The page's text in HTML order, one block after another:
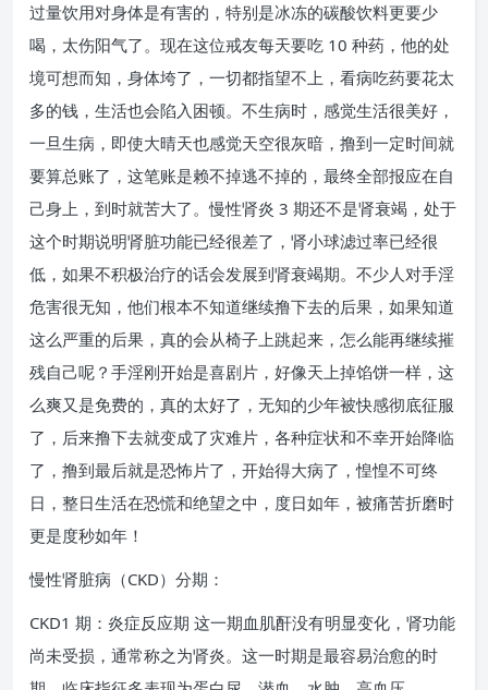
过量饮用对身体是有害的，特别是冰冻的碳酸饮料更要少
喝，太伤阳气了。现在这位戒友每天要吃 10 种药，他的处
境可想而知，身体垮了，一切都指望不上，看病吃药要花太
多的钱，生活也会陷入困顿。不生病时，感觉生活很美好，
一旦生病，即使大晴天也感觉天空很灰暗，撸到一定时间就
要算总账了，这笔账是赖不掉逃不掉的，最终全部报应在自
己身上，到时就苦大了。慢性肾炎 3 期还不是肾衰竭，处于
这个时期说明肾脏功能已经很差了，肾小球滤过率已经很
低，如果不积极治疗的话会发展到肾衰竭期。不少人对手淫
危害很无知，他们根本不知道继续撸下去的后果，如果知道
这么严重的后果，真的会从椅子上跳起来，怎么能再继续摧
残自己呢？手淫刚开始是喜剧片，好像天上掉馅饼一样，这
么爽又是免费的，真的太好了，无知的少年被快感彻底征服
了，后来撸下去就变成了灾难片，各种症状和不幸开始降临
了，撸到最后就是恐怖片了，开始得大病了，惶惶不可终
日，整日生活在恐慌和绝望之中，度日如年，被痛苦折磨时
更是度秒如年！
慢性肾脏病（CKD）分期：
CKD1 期：炎症反应期 这一期血肌酐没有明显变化，肾功能
尚未受损，通常称之为肾炎。这一时期是最容易治愈的时